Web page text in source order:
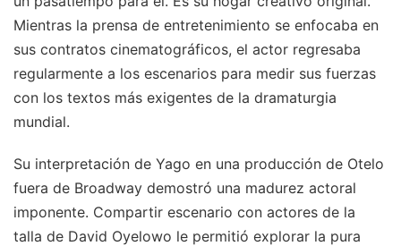
Mientras la prensa de entretenimiento se enfocaba en
sus contratos cinematográficos, el actor regresaba
regularmente a los escenarios para medir sus fuerzas
con los textos más exigentes de la dramaturgia
mundial.
Su interpretación de Yago en una producción de Otelo
fuera de Broadway demostró una madurez actoral
imponente. Compartir escenario con actores de la
talla de David Oyelowo le permitió explorar la pura